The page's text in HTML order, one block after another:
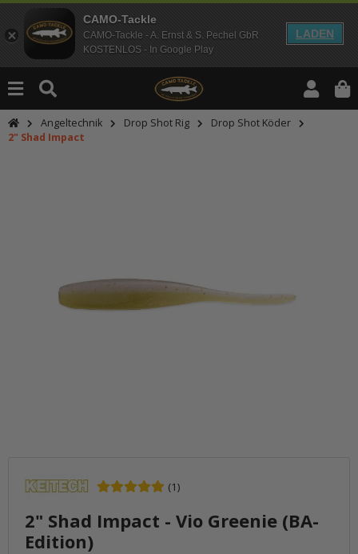
CAMO-Tackle
CAMO-Tackle - A. Ernst & S. Pechel GbR
KOSTENLOS - In Google Play
LADEN
Angeltechnik Drop Shot Rig
Drop Shot Köder
2" Shad Impact
(1)
2" Shad Impact - Vio Greenie (BA-
Edition)